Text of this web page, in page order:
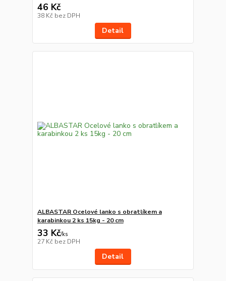
46 Kč
38 Kč bez DPH
Detail
ALBASTAR Ocelové lanko s obratlíkem a
karabinkou 2 ks 15kg - 20 cm
33 Kč/ks
27 Kč bez DPH
Detail